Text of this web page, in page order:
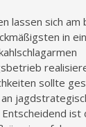
lassen sich am
in
sollte
an
ist